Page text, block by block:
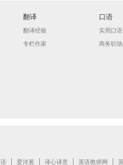
翻译
翻译经验
专栏作家
口语
实用口语
商务职场